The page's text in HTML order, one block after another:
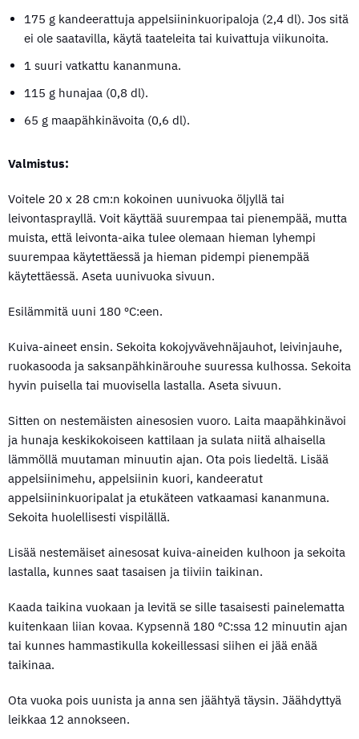
175 g kandeerattuja appelsiininkuoripaloja (2,4 dl). Jos sitä
ei ole saatavilla, käytä taateleita tai kuivattuja viikunoita.
1 suuri vatkattu kananmuna.
115 g hunajaa (0,8 dl).
65 g maapähkinävoita (0,6 dl).
Valmistus:
Voitele 20 x 28 cm:n kokoinen uunivuoka öljyllä tai
leivontasprayllä. Voit käyttää suurempaa tai pienempää, mutta
muista, että leivonta-aika tulee olemaan hieman lyhempi
suurempaa käytettäessä ja hieman pidempi pienempää
käytettäessä. Aseta uunivuoka sivuun.
Esilämmitä uuni 180 ºC:een.
Kuiva-aineet ensin. Sekoita kokojyvävehnäjauhot, leivinjauhe,
ruokasooda ja saksanpähkinärouhe suuressa kulhossa. Sekoita
hyvin puisella tai muovisella lastalla. Aseta sivuun.
Sitten on nestemäisten ainesosien vuoro. Laita maapähkinävoi
ja hunaja keskikokoiseen kattilaan ja sulata niitä alhaisella
lämmöllä muutaman minuutin ajan. Ota pois liedeltä. Lisää
appelsiinimehu, appelsiinin kuori, kandeeratut
appelsiininkuoripalat ja etukäteen vatkaamasi kananmuna.
Sekoita huolellisesti vispilällä.
Lisää nestemäiset ainesosat kuiva-aineiden kulhoon ja sekoita
lastalla, kunnes saat tasaisen ja tiiviin taikinan.
Kaada taikina vuokaan ja levitä se sille tasaisesti painelematta
kuitenkaan liian kovaa. Kypsennä 180 ºC:ssa 12 minuutin ajan
tai kunnes hammastikulla kokeillessasi siihen ei jää enää
taikinaa.
Ota vuoka pois uunista ja anna sen jäähtyä täysin. Jäähdyttyä
leikkaa 12 annokseen.